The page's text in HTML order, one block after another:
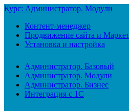
Курс: Администратор. Модули
Контент-менеджер
Продвижение сайта и
Установка и настройка
Администратор. Базовый
Администратор. Модули
Администратор. Бизнес
Интеграция с 1С